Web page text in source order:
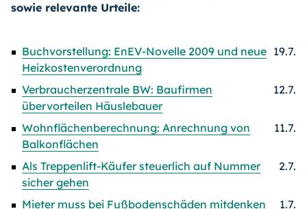
sowie relevante Urteile:
Buchvorstellung: EnEV-Novelle 2009 und neue
Heizkostenverordnung
19.7.
Verbraucherzentrale BW: Baufirmen
übervorteilen Häuslebauer
12.7.
Wohnflächenberechnung: Anrechnung von
Balkonflächen
11.7.
Als Treppenlift-Käufer steuerlich auf Nummer
sicher gehen
2.7.
Mieter muss bei Fußbodenschäden mitdenken 1.7.